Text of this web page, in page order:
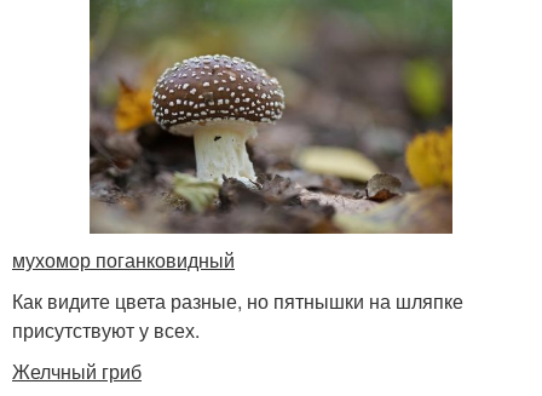
мухомор поганковидный
Как видите цвета разные, но пятнышки на шляпке
присутствуют у всех.
Желчный гриб